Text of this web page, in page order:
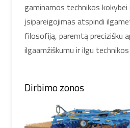
gaminamos technikos kokybei
įsipareigojimas atspindi
filosofiją, paremtą precizišku
ilgaamžiškumu ir ilgu
Dirbimo zonos